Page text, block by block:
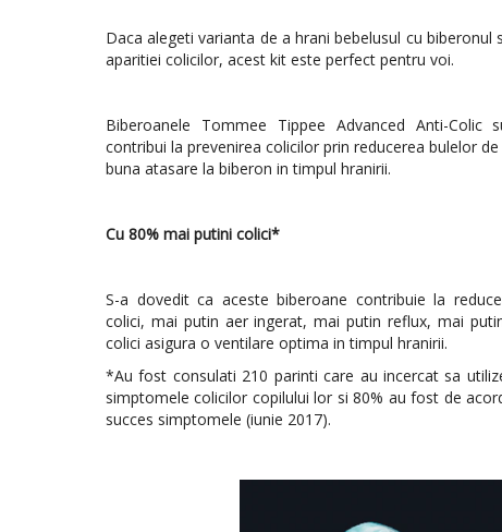
Daca alegeti varianta de a hrani bebelusul cu
aparitiei colicilor, acest kit este perfect pentru voi.
Biberoanele Tommee Tippee Advanced Anti-Colic
contribui la prevenirea colicilor prin reducerea bulelor
buna atasare la biberon in timpul hranirii.
Cu 80% mai putini colici*
S-a dovedit ca aceste biberoane contribuie la
colici, mai putin aer ingerat, mai putin reflux, mai
colici asigura o ventilare optima in timpul hranirii.
*Au fost consulati 210 parinti care au incercat sa
simptomele colicilor copilului lor si 80% au fost de
succes simptomele (iunie 2017).